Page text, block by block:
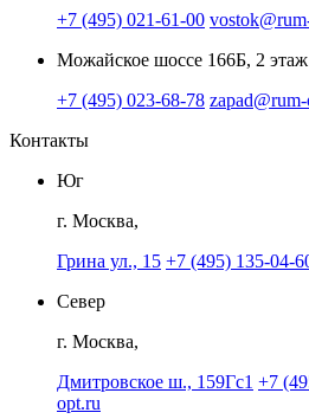
+7 (495) 021-61-00
Можайское шоссе 166Б, 2 этаж
+7 (495) 023-68-78
Контакты
Юг
г. Москва,
Грина ул., 15 +7 (495) 135-04-
Север
г. Москва,
Дмитровское ш., 159Гс1 +7
opt.ru